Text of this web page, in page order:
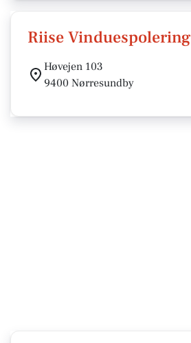
Riise Vinduespolering
Høvejen 103
9400 Nørresundby